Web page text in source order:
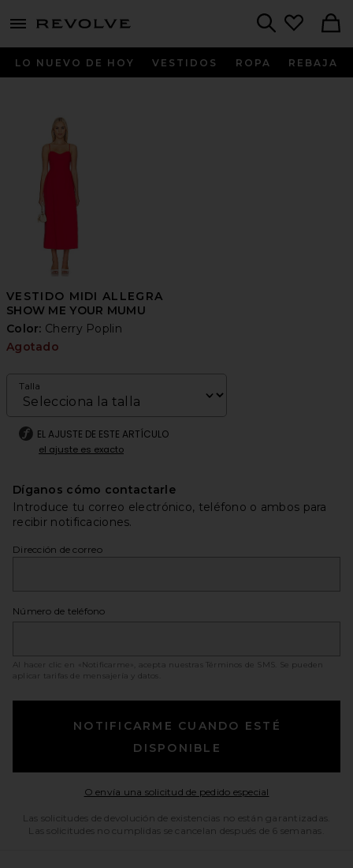
menu - shows more content
LO NUEVO DE HOY VESTIDOS ROPA REBAJA
VESTIDO MIDI ALLEGRA
SHOW ME YOUR MUMU
Color: Cherry Poplin
Agotado
Talla
EL AJUSTE DE ESTE ARTÍCULO
el ajuste es exacto
Díganos cómo contactarle
Introduce tu correo electrónico, teléfono o ambos para
recibir notificaciones.
Dirección de correo
Número de teléfono
Al hacer clic en «Notificarme», acepta nuestras Términos de SMS
. Se pueden
aplicar tarifas de mensajería y datos.
NOTIFICARME CUANDO ESTÉ
DISPONIBLE
O envía una solicitud de pedido especial
Las solicitudes de devolución de existencias no están garantizadas.
Las solicitudes no cumplidas se cancelan después de 6 semanas.